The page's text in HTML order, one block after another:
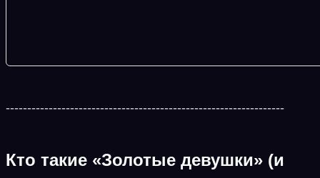
-----------------------------------------------------------------
Кто такие «Золотые девушки» (и